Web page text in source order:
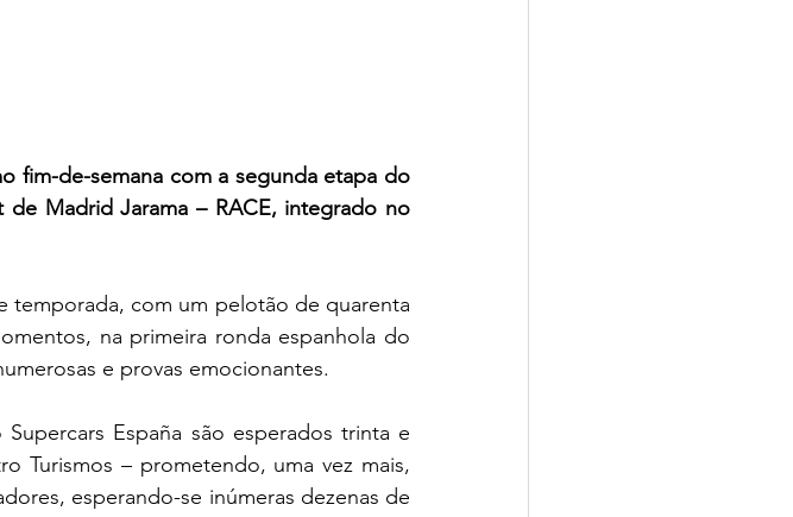
fim-de-semana com a segunda etapa do
Madrid Jarama – RACE, integrado no
com um pelotão de quarenta
na primeira ronda espanhola do
e provas emocionantes.
España são esperados trinta e
Turismos – prometendo, uma vez mais,
esperando-se inúmeras dezenas de